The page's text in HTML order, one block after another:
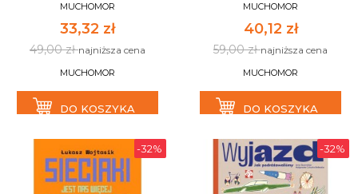
MUCHOMOR
33,32 zł
49,00 złnajniższa cena
MUCHOMOR
DO KOSZYKA
MUCHOMOR
40,12 zł
59,00 złnajniższa cena
MUCHOMOR
DO KOSZYKA
-32% -32%